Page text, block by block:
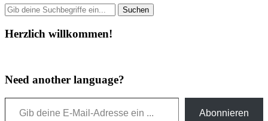
Herzlich willkommen!
Need another language?
Gib deine E-Mail-Adresse ein ...
Abonnieren